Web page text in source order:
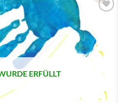
AUF MEINE
MERKLISTE
SETZEN
ERFÜLLT